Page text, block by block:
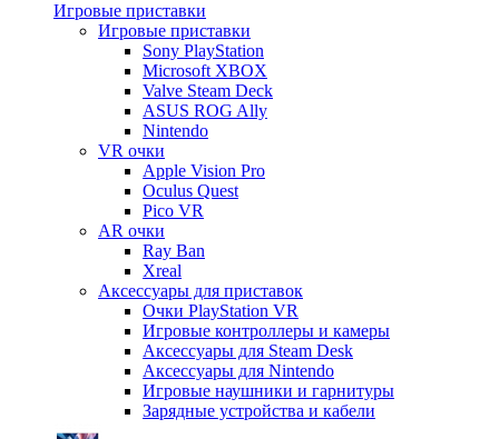
Игровые приставки
Игровые приставки
Sony PlayStation
Microsoft XBOX
Valve Steam Deck
ASUS ROG Ally
Nintendo
VR очки
Apple Vision Pro
Oculus Quest
Pico VR
AR очки
Ray Ban
Xreal
Аксессуары для приставок
Очки PlayStation VR
Игровые контроллеры и камеры
Аксессуары для Steam Desk
Аксессуары для Nintendo
Игровые наушники и гарнитуры
Зарядные устройства и кабели